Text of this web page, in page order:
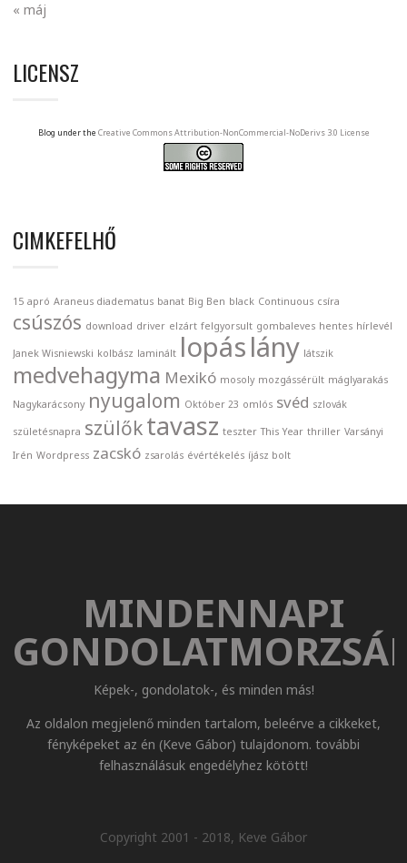
« máj
LICENSZ
Blog under the Creative Commons Attribution-NonCommercial-NoDerivs 3.0 License
CIMKEFELHŐ
15 apró Araneus diadematus banat Big Ben black Continuous csíra
csúszós download driver elzárt felgyorsult gombaleves hentes hírlevél
Janek Wisniewski kolbász laminált lopáslány látszik
medvehagyma Mexikó mosoly mozgássérült máglyarakás
Nagykarácsony nyugalom Október 23 omlós svéd szlovák
születésnapra szülőktavasz teszter This Year thriller Varsányi
Irén Wordpress zacskó zsarolás évértékelés íjász bolt
MINDENNAPI
Képek-, gondolatok-, és minden más!
Az oldalon megjelenő minden tartalom, beleérve a cikkeket,
fényképeket az én (Keve Gábor) tulajdonom. további
felhasználásuk engedélyhez kötött!
Copyright 2001 - 2018, Keve Gábor